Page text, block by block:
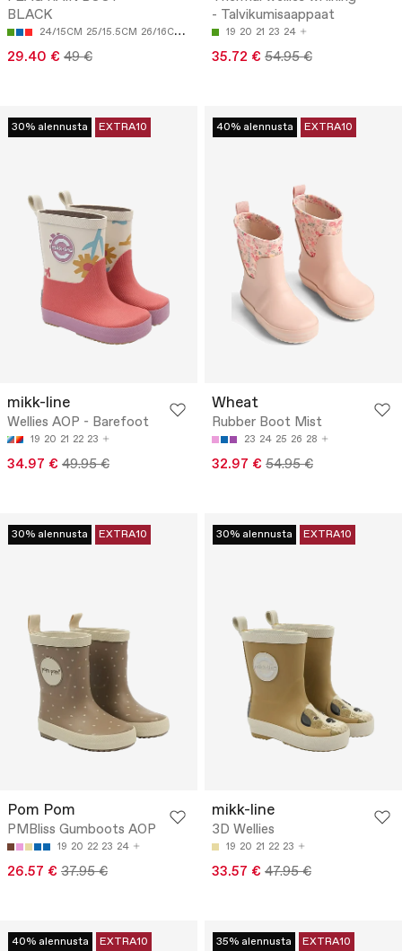
BLACK
24/15CM 25/15.5CM 26/16CM 28/17.5CM
29.40 € 49 €
- Talvikumisaappaat
19 20 21 23 24
35.72 € 54.95 €
30% alennusta EXTRA10
mikk-line
Wellies AOP - Barefoot
19 20 21 22 23
34.97 € 49.95 €
40% alennusta EXTRA10
Wheat
Rubber Boot Mist
23 24 25 26 28
32.97 € 54.95 €
30% alennusta EXTRA10
Pom Pom
PMBliss Gumboots AOP
19 20 22 23 24
26.57 € 37.95 €
30% alennusta EXTRA10
mikk-line
3D Wellies
19 20 21 22 23
33.57 € 47.95 €
40% alennusta EXTRA10 35% alennusta EXTRA10